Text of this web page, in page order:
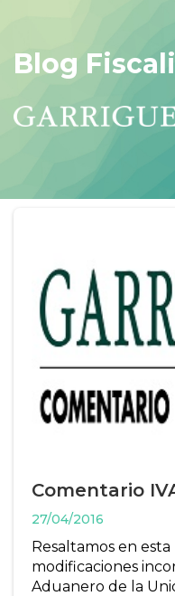
Blog
Comentario
27/04/2016
Resaltamos en
modificaciones
Aduanero de la